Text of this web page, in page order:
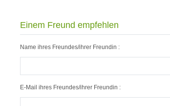
Einem Freund empfehlen
Name ihres Freundes/ihrer Freundin :
E-Mail ihres Freundes/ihrer Freundin :